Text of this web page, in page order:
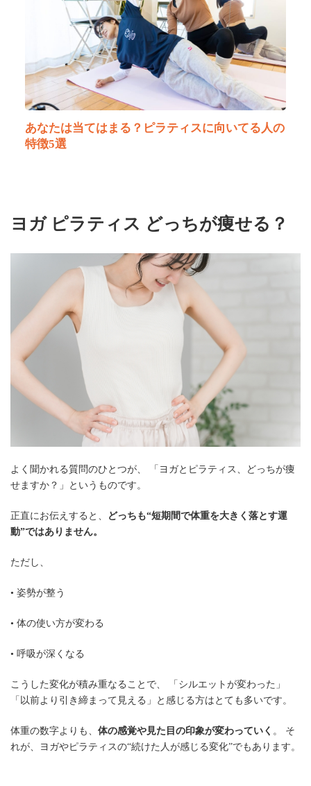
あなたは当てはまる？ピラティスに向いてる人の
特徴5選
ヨガ ピラティス どっちが痩せる？
よく聞かれる質問のひとつが、 「ヨガとピラティス、どっちが痩
せますか？」というものです。
正直にお伝えすると、
どっちも“短期間で体重を大きく落とす運
動”ではありません。
ただし、
• 姿勢が整う
• 体の使い方が変わる
• 呼吸が深くなる
こうした変化が積み重なることで、 「シルエットが変わった」
「以前より引き締まって見える」と感じる方はとても多いです。
体重の数字よりも、 体の感覚や見た目の印象が変わっていく 。 そ
れが、ヨガやピラティスの“続けた人が感じる変化”でもあります。